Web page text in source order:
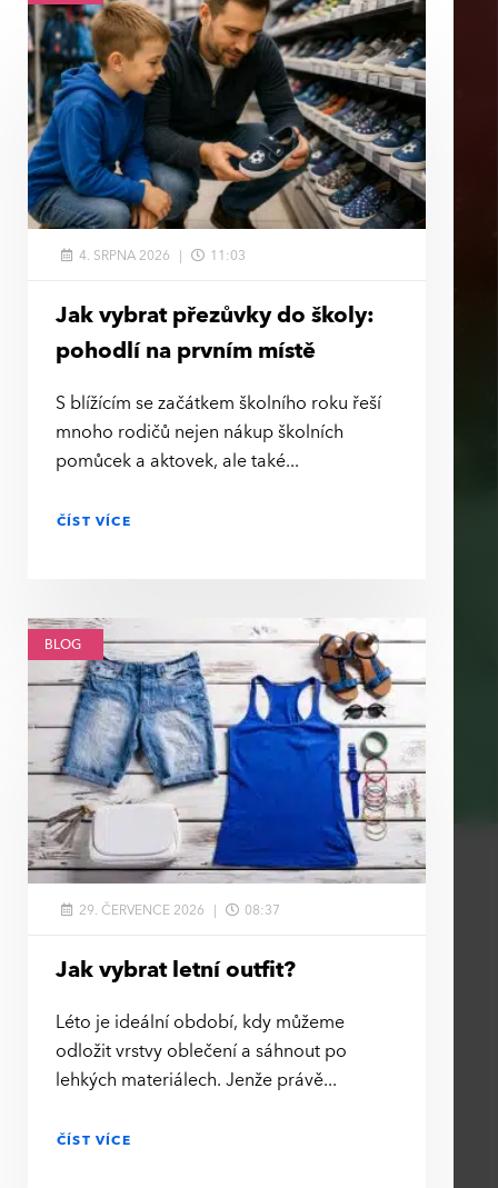
Jak vybrat přezůvky do školy:
pohodlí na prvním místě
S blížícím se začátkem školního roku řeší
mnoho rodičů nejen nákup školních
pomůcek a aktovek, ale také
ČÍST VÍCE
4. SRPNA 2026 11:03
BLOG
Jak vybrat letní outfit?
Léto je ideální období, kdy můžeme
odložit vrstvy oblečení a sáhnout po
lehkých materiálech. Jenže právě
ČÍST VÍCE
29. ČERVENCE 2026 08:37